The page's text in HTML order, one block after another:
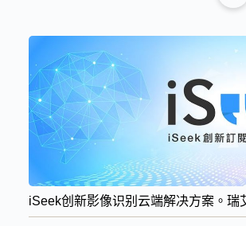
iSeek创新影像识别云端解决方案。瑞